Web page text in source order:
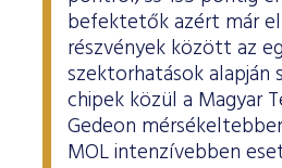
befektetők azért már
részvények között az
szektorhatások alapján
chipek közül a Magyar
Gedeon
MOL intenzívebben